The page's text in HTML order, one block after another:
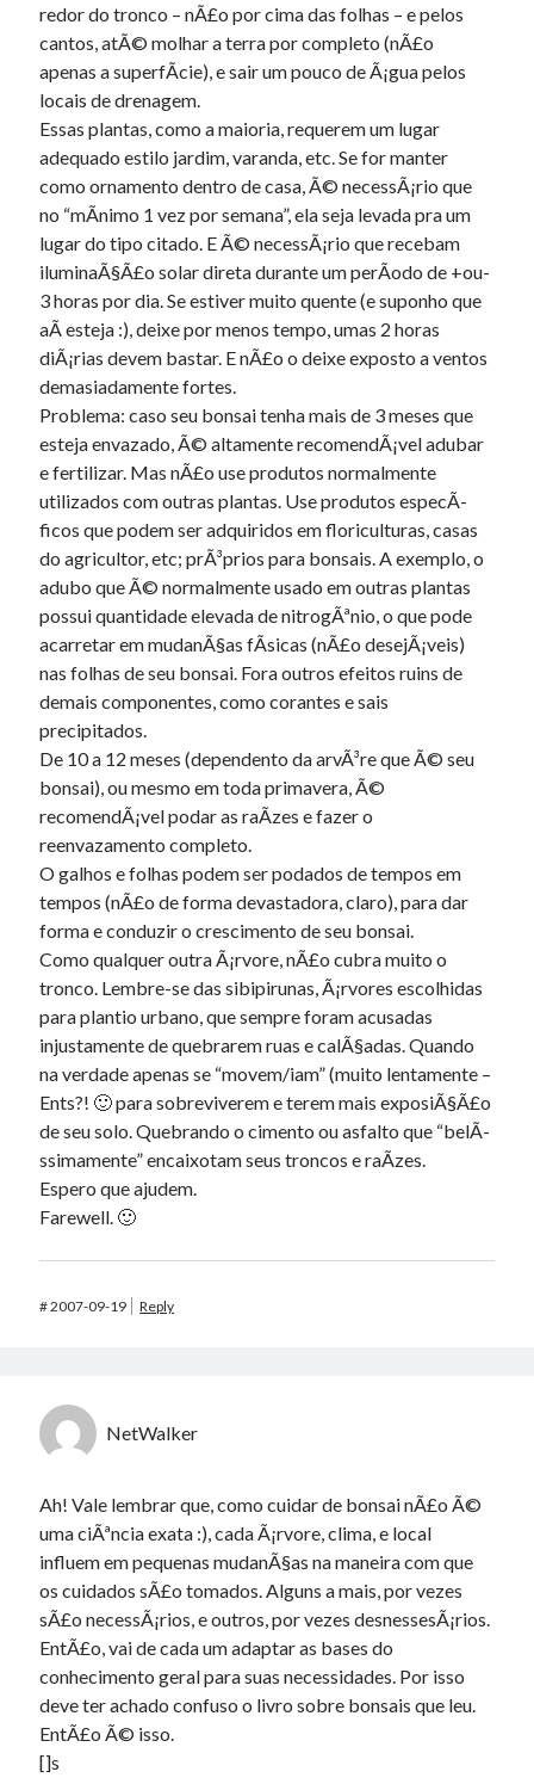
redor do tronco – nÃ£o por cima das folhas – e pelos
cantos, atÃ© molhar a terra por completo (nÃ£o
apenas a superfÃ­cie), e sair um pouco de Ã¡gua pelos
locais de drenagem.
Essas plantas, como a maioria, requerem um lugar
adequado estilo jardim, varanda, etc. Se for manter
como ornamento dentro de casa, Ã© necessÃ¡rio que
no “mÃ­nimo 1 vez por semana”, ela seja levada pra um
lugar do tipo citado. E Ã© necessÃ¡rio que recebam
iluminaÃ§Ã£o solar direta durante um perÃ­odo de +ou-
3 horas por dia. Se estiver muito quente (e suponho que
aÃ­ esteja :), deixe por menos tempo, umas 2 horas
diÃ¡rias devem bastar. E nÃ£o o deixe exposto a ventos
demasiadamente fortes.
Problema: caso seu bonsai tenha mais de 3 meses que
esteja envazado, Ã© altamente recomendÃ¡vel adubar
e fertilizar. Mas nÃ£o use produtos normalmente
utilizados com outras plantas. Use produtos especÃ­
ficos que podem ser adquiridos em floriculturas, casas
do agricultor, etc; prÃ³prios para bonsais. A exemplo, o
adubo que Ã© normalmente usado em outras plantas
possui quantidade elevada de nitrogÃªnio, o que pode
acarretar em mudanÃ§as fÃ­sicas (nÃ£o desejÃ¡veis)
nas folhas de seu bonsai. Fora outros efeitos ruins de
demais componentes, como corantes e sais
precipitados.
De 10 a 12 meses (dependento da arvÃ³re que Ã© seu
bonsai), ou mesmo em toda primavera, Ã©
recomendÃ¡vel podar as raÃ­zes e fazer o
reenvazamento completo.
O galhos e folhas podem ser podados de tempos em
tempos (nÃ£o de forma devastadora, claro), para dar
forma e conduzir o crescimento de seu bonsai.
Como qualquer outra Ã¡rvore, nÃ£o cubra muito o
tronco. Lembre-se das sibipirunas, Ã¡rvores escolhidas
para plantio urbano, que sempre foram acusadas
injustamente de quebrarem ruas e calÃ§adas. Quando
na verdade apenas se “movem/iam” (muito lentamente –
Ents?! 🙂 para sobreviverem e terem mais exposiÃ§Ã£o
de seu solo. Quebrando o cimento ou asfalto que “belÃ­
ssimamente” encaixotam seus troncos e raÃ­zes.
Espero que ajudem.
Farewell. 🙂
#2007-09-19 Reply
NetWalker
Ah! Vale lembrar que, como cuidar de bonsai nÃ£o Ã©
uma ciÃªncia exata :), cada Ã¡rvore, clima, e local
influem em pequenas mudanÃ§as na maneira com que
os cuidados sÃ£o tomados. Alguns a mais, por vezes
sÃ£o necessÃ¡rios, e outros, por vezes desnessesÃ¡rios.
EntÃ£o, vai de cada um adaptar as bases do
conhecimento geral para suas necessidades. Por isso
deve ter achado confuso o livro sobre bonsais que leu.
EntÃ£o Ã© isso.
[]s